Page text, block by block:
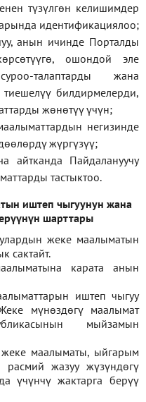
түзүлгөн келишимдер
идентификациялоо;
анын ичинде Порталды
ошондой эле
талаптарды жана
билдирмелерди,
жөнөтүү үчүн;
негизинде
жүргүзүү;
айтканда Пайдалануучу
тастыктоо.
иштеп чыгуунун жана
шарттары
жеке маалыматын
сактайт.
карата анын
иштеп чыгуу
мүнөздөгү маалымат
мыйзамын
жеке маалыматы, ыйгарым
расмий жазуу жүзүндөгү
үчүнчү жактарга берүү